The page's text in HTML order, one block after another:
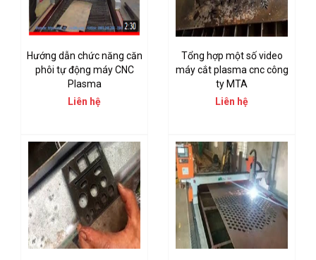
Hướng dẫn chức năng căn
phôi tự động máy CNC
Plasma
Liên hệ
Tổng hợp một số video
máy cắt plasma cnc công
ty MTA
Liên hệ